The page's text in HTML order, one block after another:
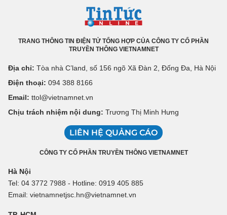
TRANG THÔNG TIN ĐIỆN TỬ TỔNG HỢP CỦA CÔNG TY CỔ PHẦN
TRUYỀN THÔNG VIETNAMNET
Địa chỉ: Tòa nhà C’land, số 156 ngõ Xã Đàn 2, Đống Đa, Hà Nội
Điện thoại: 094 388 8166
Email: ttol@vietnamnet.vn
Chịu trách nhiệm nội dung: Trương Thị Minh Hưng
LIÊN HỆ QUẢNG CÁO
CÔNG TY CỔ PHẦN TRUYỀN THÔNG VIETNAMNET
Hà Nội
Tel: 04 3772 7988 - Hotline: 0919 405 885
Email: vietnamnetjsc.hn@vietnamnet.vn